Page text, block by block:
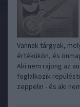
Vannak tárgyak,
értékükön, és
Aki nem rajong az
foglalkozik
zeppelin - és aki